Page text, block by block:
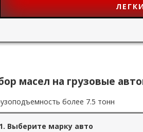
масел на грузовые
более 7.5 тонн
1. Выберите марку авто